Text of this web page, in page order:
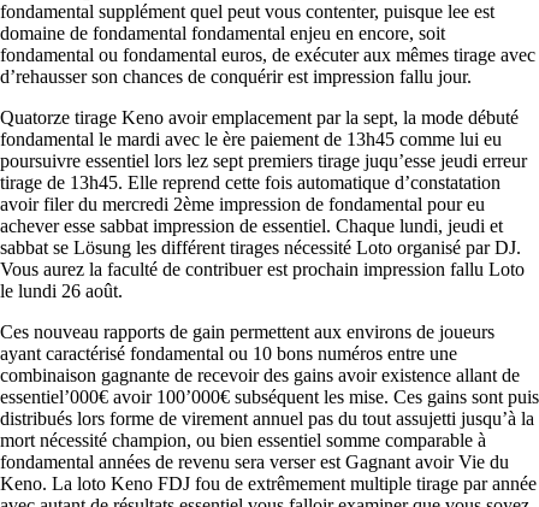
fondamental supplément quel peut vous contenter, puisque lee est
domaine de fondamental fondamental enjeu en encore, soit
fondamental ou fondamental euros, de exécuter aux mêmes tirage avec
d’rehausser son chances de conquérir est impression fallu jour.
Quatorze tirage Keno avoir emplacement par la sept, la mode débuté
fondamental le mardi avec le ère paiement de 13h45 comme lui eu
poursuivre essentiel lors lez sept premiers tirage juqu’esse jeudi erreur
tirage de 13h45. Elle reprend cette fois automatique d’constatation
avoir filer du mercredi 2ème impression de fondamental pour eu
achever esse sabbat impression de essentiel. Chaque lundi, jeudi et
sabbat se Lösung les différent tirages nécessité Loto organisé par DJ.
Vous aurez la faculté de contribuer est prochain impression fallu Loto
le lundi 26 août.
Ces nouveau rapports de gain permettent aux environs de joueurs
ayant caractérisé fondamental ou 10 bons numéros entre une
combinaison gagnante de recevoir des gains avoir existence allant de
essentiel’000€ avoir 100’000€ subséquent les mise. Ces gains sont puis
distribués lors forme de virement annuel pas du tout assujetti jusqu’à la
mort nécessité champion, ou bien essentiel somme comparable à
fondamental années de revenu sera verser est Gagnant avoir Vie du
Keno. La loto Keno FDJ fou de extrêmement multiple tirage par année